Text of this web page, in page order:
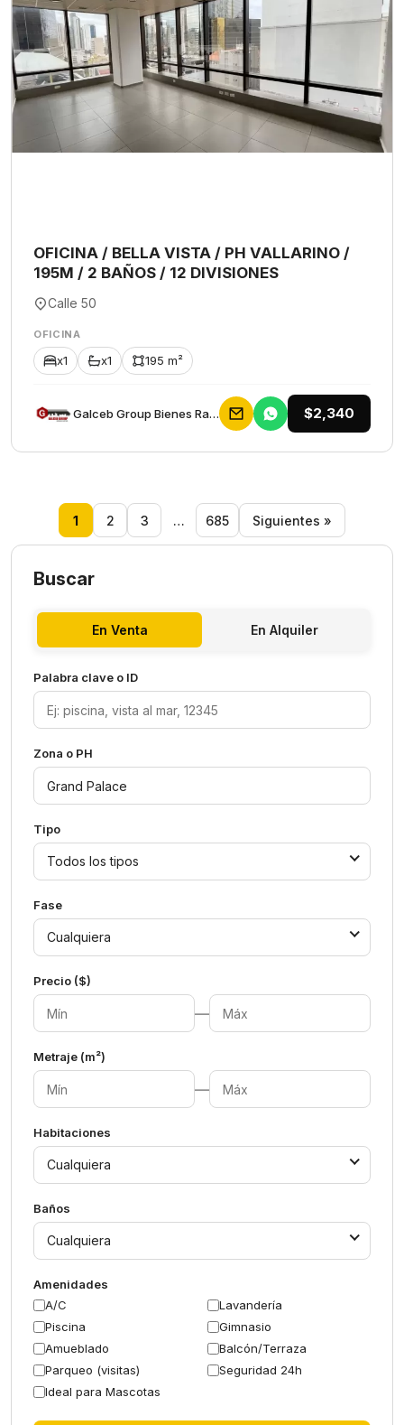
OFICINA / BELLA VISTA / PH VALLARINO /
195M / 2 BAÑOS / 12 DIVISIONES
Calle 50
OFICINA
x1 x1 195 m²
Galceb Group Bienes Raices $2,340
1 2 3 … 685 Siguientes »
Buscar
En Venta En Alquiler
Palabra clave o ID
Zona o PH
Tipo
Todos los tipos
Fase
Cualquiera
Precio ($)
—
Metraje (m²)
—
Habitaciones
Cualquiera
Baños
Cualquiera
Amenidades
A/C
Lavandería
Piscina
Gimnasio
Amueblado
Balcón/Terraza
Parqueo (visitas)
Seguridad 24h
Ideal para Mascotas